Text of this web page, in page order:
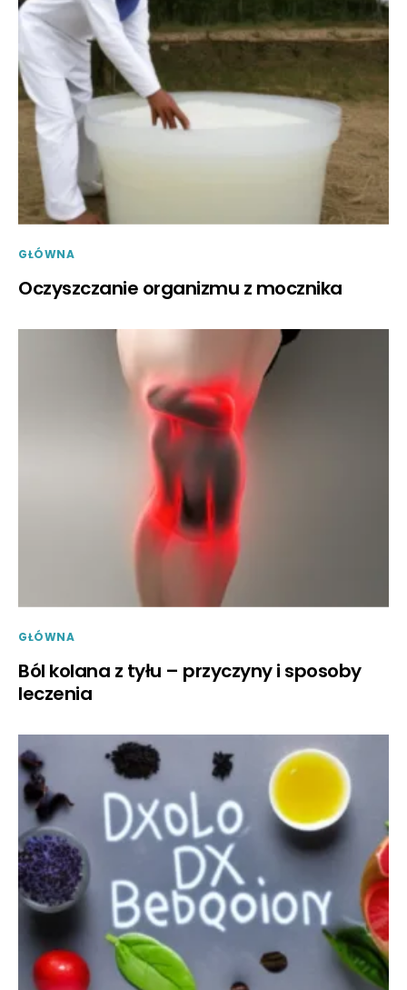
GŁÓWNA
Oczyszczanie organizmu z mocznika
GŁÓWNA
Ból kolana z tyłu – przyczyny i sposoby
leczenia